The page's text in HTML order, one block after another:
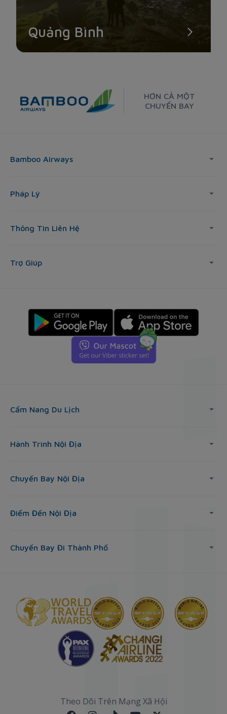
Quảng Bình
HƠN CẢ MỘT
CHUYẾN BAY
Bamboo Airways
Pháp Lý
Thông Tin Liên Hệ
Trợ Giúp
Cẩm Nang Du Lịch
Hành Trình Nội Địa
Chuyến Bay Nội Địa
Điểm Đến Nội Địa
Chuyến Bay Đi Thành Phố
Theo Dõi Trên Mạng Xã Hội